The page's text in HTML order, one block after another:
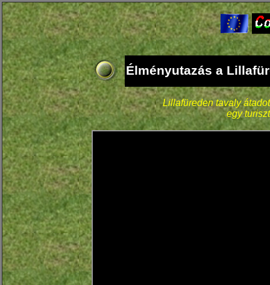
Élményutazás a
Lillafüreden tavaly
egy